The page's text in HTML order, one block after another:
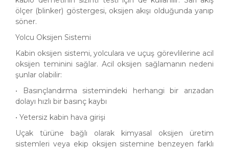
ölçer (blinker) göstergesi, oksijen akışı olduğunda yanıp
söner.
Yolcu Oksijen Sistemi
Kabin oksijen sistemi, yolculara ve uçuş görevlilerine acil
oksijen teminini sağlar. Acil oksijen sağlamanın nedeni
şunlar olabilir:
• Basınçlandırma sistemindeki herhangi bir arızadan
dolayı hızlı bir basınç kaybı
• Yetersiz kabin hava girişi
Uçak türüne bağlı olarak kimyasal oksijen üretim
sistemleri veya ekip oksijen sistemine benzeyen farklı